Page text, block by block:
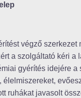
végző szerkezet
a szolgáltató kéri a
gyérítés idejére a
élelmiszereket,
ruhákat javasolt